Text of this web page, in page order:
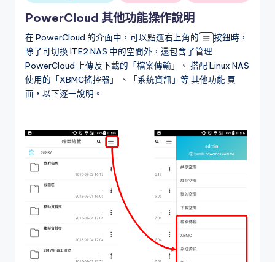
in
PowerCloud 其他功能操作說明
在 PowerCloud 的介面中，可以點選右上角的
按鈕時，
除了可切換 ITE2 NAS 中的空間外，還包含了管理
PowerCloud 上傳及下載的「檔案傳輸」、 搭配 Linux NAS
使用的「XBMC搖控器」 、「系統資訊」等 其他功能 頁
面，以下逐一說明。